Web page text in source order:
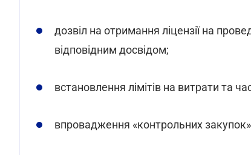
дозвіл на отримання ліцензії на
відповідним досвідом;
встановлення лімітів на витрати та
впровадження «контрольних закупок»